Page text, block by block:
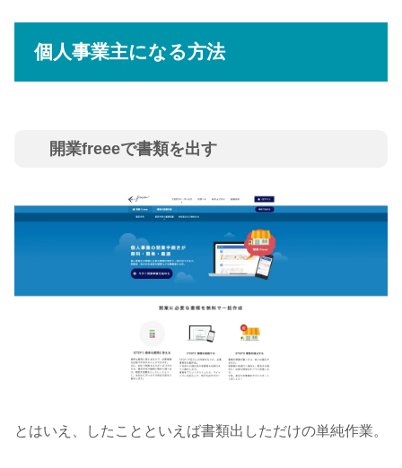
個人事業主になる方法
開業freeeで書類を出す
とはいえ、したことといえば書類出しただけの単純作業。